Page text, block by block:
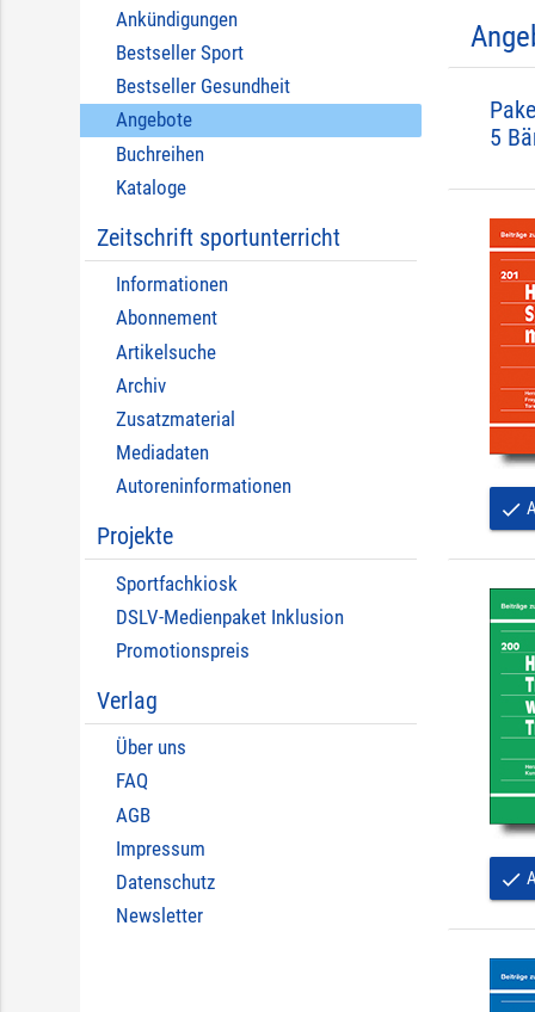
Ankündigungen
Bestseller Sport
Bestseller Gesundheit
Angebote
Buchreihen
Kataloge
Zeitschrift sportunterricht
Informationen
Abonnement
Artikelsuche
Archiv
Zusatzmaterial
Mediadaten
Autoreninformationen
Projekte
Sportfachkiosk
DSLV-Medienpaket Inklusion
Promotionspreis
Verlag
Über uns
FAQ
AGB
Impressum
Datenschutz
Newsletter
5
done
done